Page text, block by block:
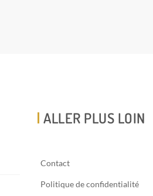
ALLER PLUS LOIN
Contact
Politique de confidentialité